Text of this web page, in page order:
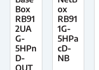
Box
RB91
2UA
G-
5HPn
D-
OUT
ox
RB91
1G-
5HPa
cD-
NB